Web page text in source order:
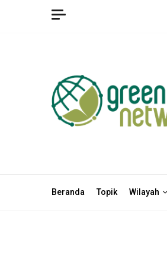
Beranda Topik Wilayah